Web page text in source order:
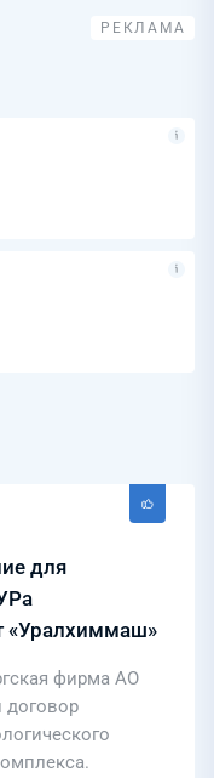
для
«Уралхиммаш»
фирма АО